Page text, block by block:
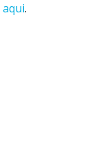
aqui.